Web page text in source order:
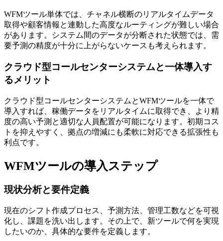
WFMツール単体では、チャネル横断のリアルタイムデータ
取得や顧客情報と連動した高度なルーティングが難しい場合
があります。システム間のデータが分断された状態では、 需
要予測の精度が十分に上がらないケース も考えられます。
クラウド型コールセンターシステムと一体導入す
るメリット
クラウド型コールセンターシステムとWFMツールを一体で
導入すれば、 稼働データをリアルタイムに取得でき
、より精
度の高い予測と適切な人員配置が可能になります。初期コス
トを抑えやすく、拠点の増減にも柔軟に対応できる拡張性も
利点です。
WFMツールの導入ステップ
現状分析と要件定義
現在のシフト作成プロセス、予測方法、管理工数などを可視
化し、課題を洗い出します。その上で、新ツールで何を実現
したいのか、具体的な要件を定義します。